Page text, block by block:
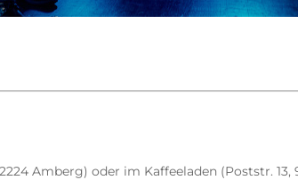
Amberg) oder im Kaffeeladen (Poststr. 13,